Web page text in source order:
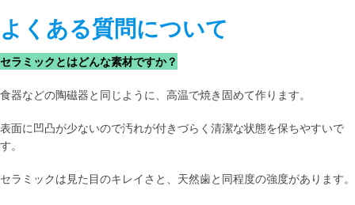
よくある質問について
セラミックとはどんな素材ですか？
食器などの陶磁器と同じように、高温で焼き固めて作ります。
表面に凹凸が少ないので汚れが付きづらく清潔な状態を保ちやすいで
す。
セラミックは見た目のキレイさと、天然歯と同程度の強度があります。